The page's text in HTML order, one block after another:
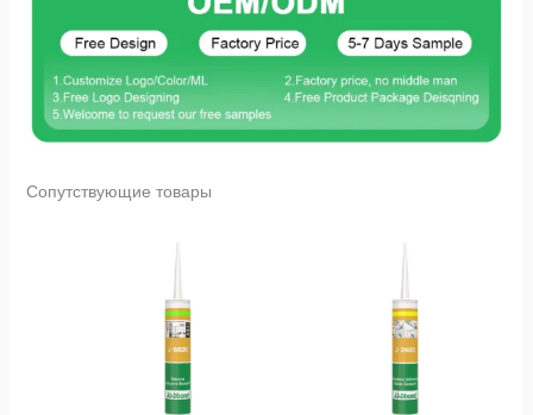
Сопутствующие товары